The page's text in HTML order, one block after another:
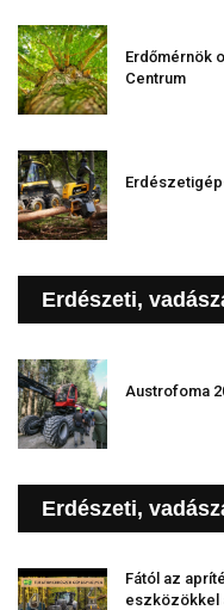
Erdőmérnök
Centrum
Erdészeti,
Austrofoma
Erdészeti,
Fától az
eszközökkel